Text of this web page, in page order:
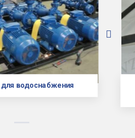
для водоснабжения